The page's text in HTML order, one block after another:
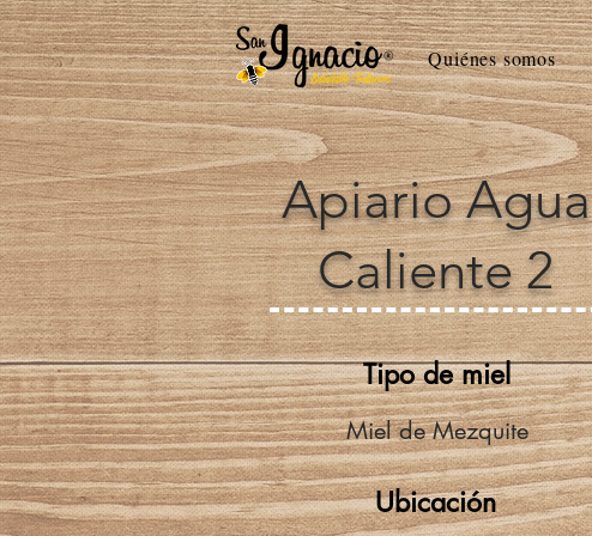
Quiénes somos
Apiario Agua
Caliente 2
Tipo de miel
Miel de Mezquite
Ubicación